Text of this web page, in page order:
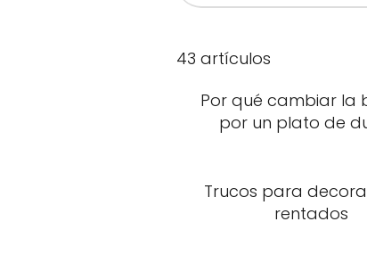
43 artículos
Por qué cambiar la
por un plato de
Trucos para
rentados